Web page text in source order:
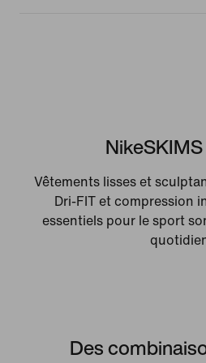
Vêtements lisses et
Dri-FIT et compression
essentiels pour le sport
Des